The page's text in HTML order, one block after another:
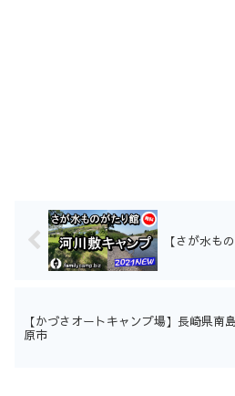
【さが水も
【かづさオートキャンプ場】長崎県南島
原市